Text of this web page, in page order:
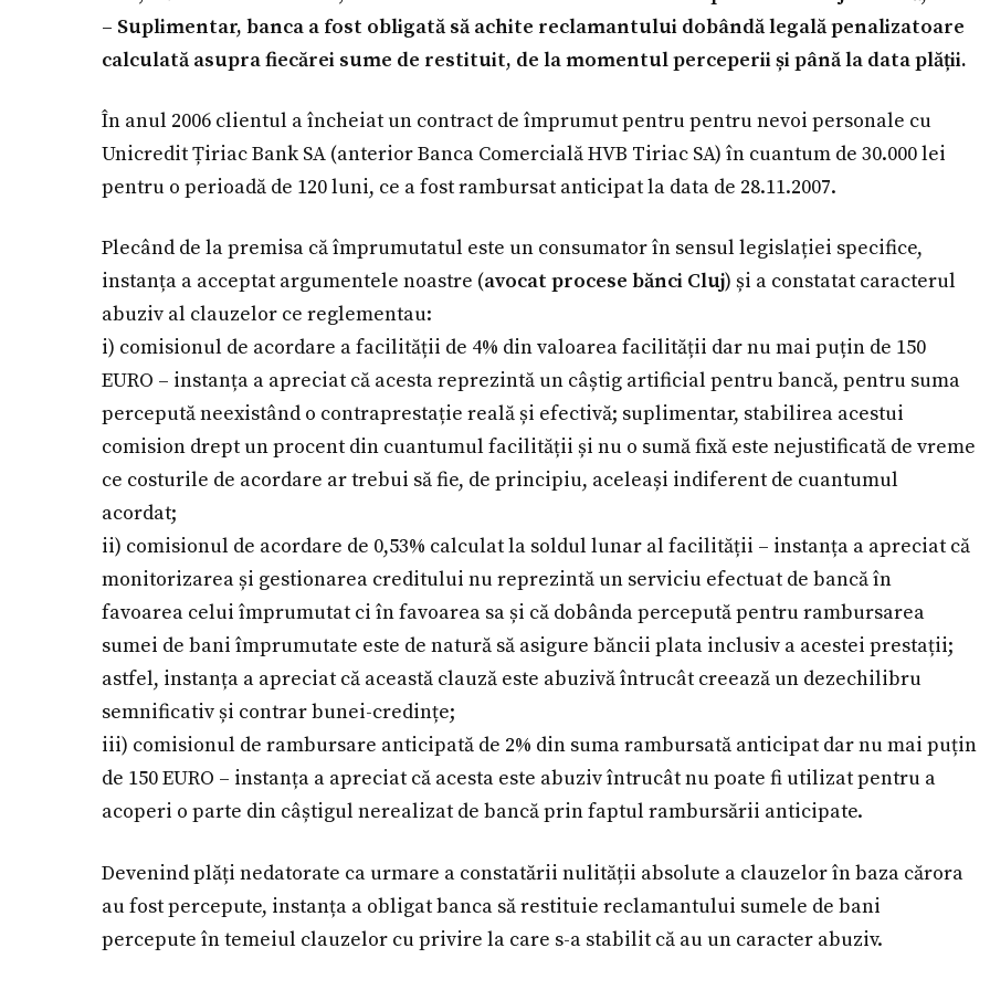
– Suplimentar, banca a fost obligată să achite reclamantului dobândă legală penalizatoare
calculată asupra fiecărei sume de restituit, de la momentul perceperii și până la data plății.
În anul 2006 clientul a încheiat un contract de împrumut pentru pentru nevoi personale cu
Unicredit Țiriac Bank SA (anterior Banca Comercială HVB Tiriac SA) în cuantum de 30.000 lei
pentru o perioadă de 120 luni, ce a fost rambursat anticipat la data de 28.11.2007.
Plecând de la premisa că împrumutatul este un consumator în sensul legislației specifice,
instanța a acceptat argumentele noastre (avocat procese bănci Cluj) și a constatat caracterul
abuziv al clauzelor ce reglementau:
i) comisionul de acordare a facilității de 4% din valoarea facilității dar nu mai puțin de 150
EURO – instanța a apreciat că acesta reprezintă un câștig artificial pentru bancă, pentru suma
percepută neexistând o contraprestație reală și efectivă; suplimentar, stabilirea acestui
comision drept un procent din cuantumul facilității și nu o sumă fixă este nejustificată de vreme
ce costurile de acordare ar trebui să fie, de principiu, aceleași indiferent de cuantumul
acordat;
ii) comisionul de acordare de 0,53% calculat la soldul lunar al facilității – instanța a apreciat că
monitorizarea și gestionarea creditului nu reprezintă un serviciu efectuat de bancă în
favoarea celui împrumutat ci în favoarea sa și că dobânda percepută pentru rambursarea
sumei de bani împrumutate este de natură să asigure băncii plata inclusiv a acestei prestații;
astfel, instanța a apreciat că această clauză este abuzivă întrucât creează un dezechilibru
semnificativ și contrar bunei-credințe;
iii) comisionul de rambursare anticipată de 2% din suma rambursată anticipat dar nu mai puțin
de 150 EURO – instanța a apreciat că acesta este abuziv întrucât nu poate fi utilizat pentru a
acoperi o parte din câștigul nerealizat de bancă prin faptul rambursării anticipate.
Devenind plăți nedatorate ca urmare a constatării nulității absolute a clauzelor în baza cărora
au fost percepute, instanța a obligat banca să restituie reclamantului sumele de bani
percepute în temeiul clauzelor cu privire la care s-a stabilit că au un caracter abuziv.